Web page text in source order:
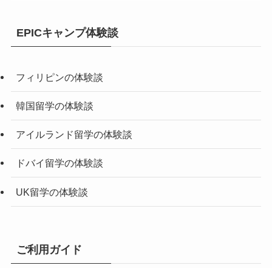
EPICキャンプ体験談
フィリピンの体験談
韓国留学の体験談
アイルランド留学の体験談
ドバイ留学の体験談
UK留学の体験談
ご利用ガイド